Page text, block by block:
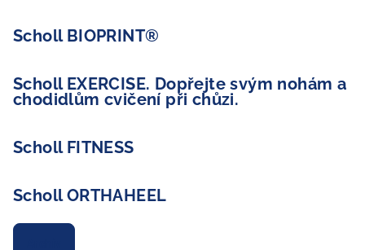
Scholl BIOPRINT®
Scholl EXERCISE. Dopřejte svým nohám a
chodidlům cvičení při chůzi.
Scholl FITNESS
Scholl ORTHAHEEL